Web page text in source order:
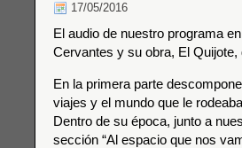
17/05/2016
El audio de nuestro programa
Cervantes y su obra, El
En la primera parte
viajes y el mundo que le
Dentro de su época, junto a
sección “Al espacio que nos